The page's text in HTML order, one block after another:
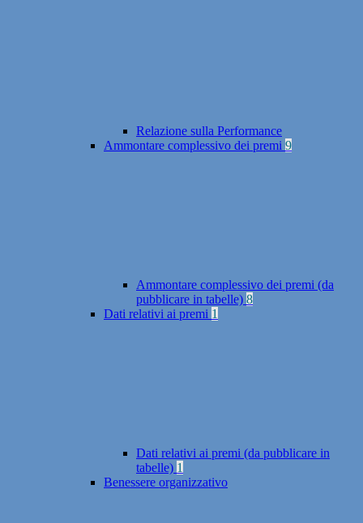
Relazione sulla Performance
Ammontare complessivo dei premi 9
Ammontare complessivo dei premi (da
pubblicare in tabelle) 8
Dati relativi ai premi 1
Dati relativi ai premi (da pubblicare in
tabelle) 1
Benessere organizzativo